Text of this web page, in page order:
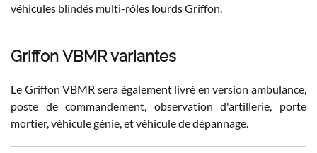
véhicules blindés multi-rôles lourds Griffon.
Griffon VBMR variantes
Le Griffon VBMR sera également livré en version ambulance,
poste de commandement, observation d'artillerie, porte
mortier, véhicule génie, et véhicule de dépannage.